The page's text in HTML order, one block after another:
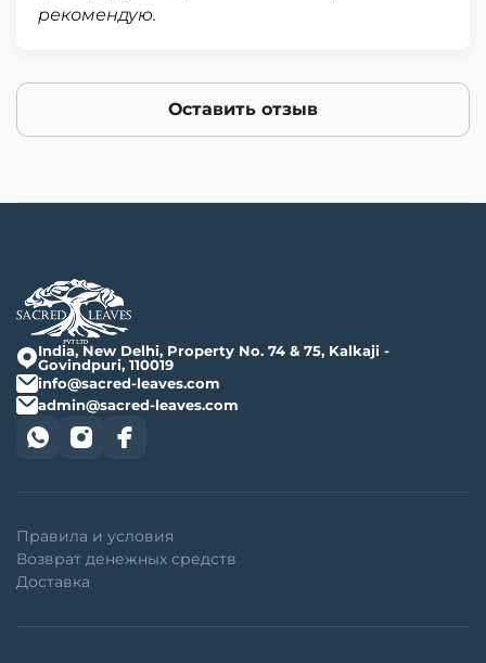
рекомендую.
Оставить отзыв
India, New Delhi, Property No. 74 & 75, Kalkaji -
Govindpuri, 110019
info@sacred-leaves.com
admin@sacred-leaves.com
Правила и условия
Возврат денежных средств
Доставка